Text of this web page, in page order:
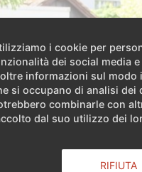
i cookie per
dei social media
informazioni sul
si occupano di analisi dei
combinarle con
dal suo utilizzo dei
RIFIUTA